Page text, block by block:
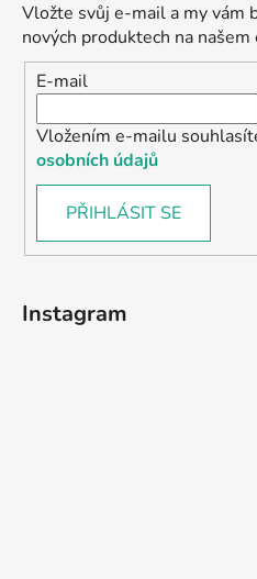
Vložte svůj e-mail a my vám
nových produktech na našem
E-mail
Vložením e-mailu
osobních údajů
PŘIHLÁSIT SE
Instagram